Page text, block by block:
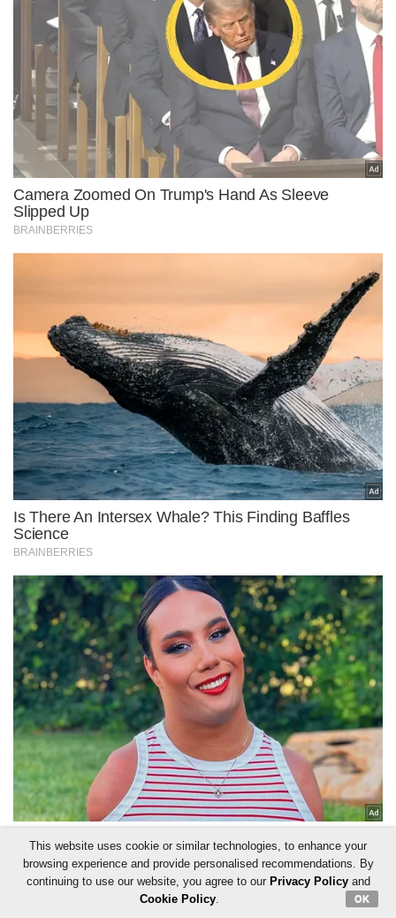
This website uses cookie or similar technologies, to enhance your
browsing experience and provide personalised recommendations. By
continuing to use our website, you agree to our Privacy Policyand
Cookie Policy. OK